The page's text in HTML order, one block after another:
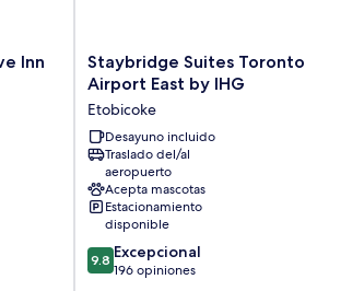
Inn
Staybridge
Suites
Toronto
Airport
East
by
IHG
Etobicoke
Staybridge Suites Toronto
Airport East by IHG
Etobicoke
Desayuno incluido
Traslado del/al
aeropuerto
Acepta mascotas
Estacionamiento
disponible
9.8
de
9.8 Excepcional
196 opiniones